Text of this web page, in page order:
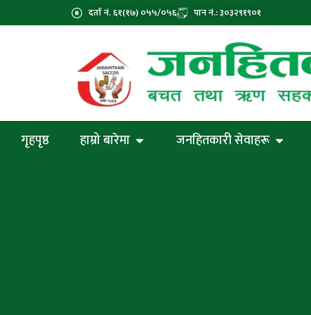
दर्ता नं. ६१(१७) ०५५/०५६ पान नं.: ३०३२९१९०१
गृहपृष्ठ हाम्रो बारेमा जनहितकारी सेवाहरू